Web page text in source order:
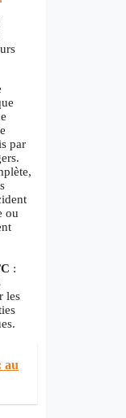
par
ou
:
les
au